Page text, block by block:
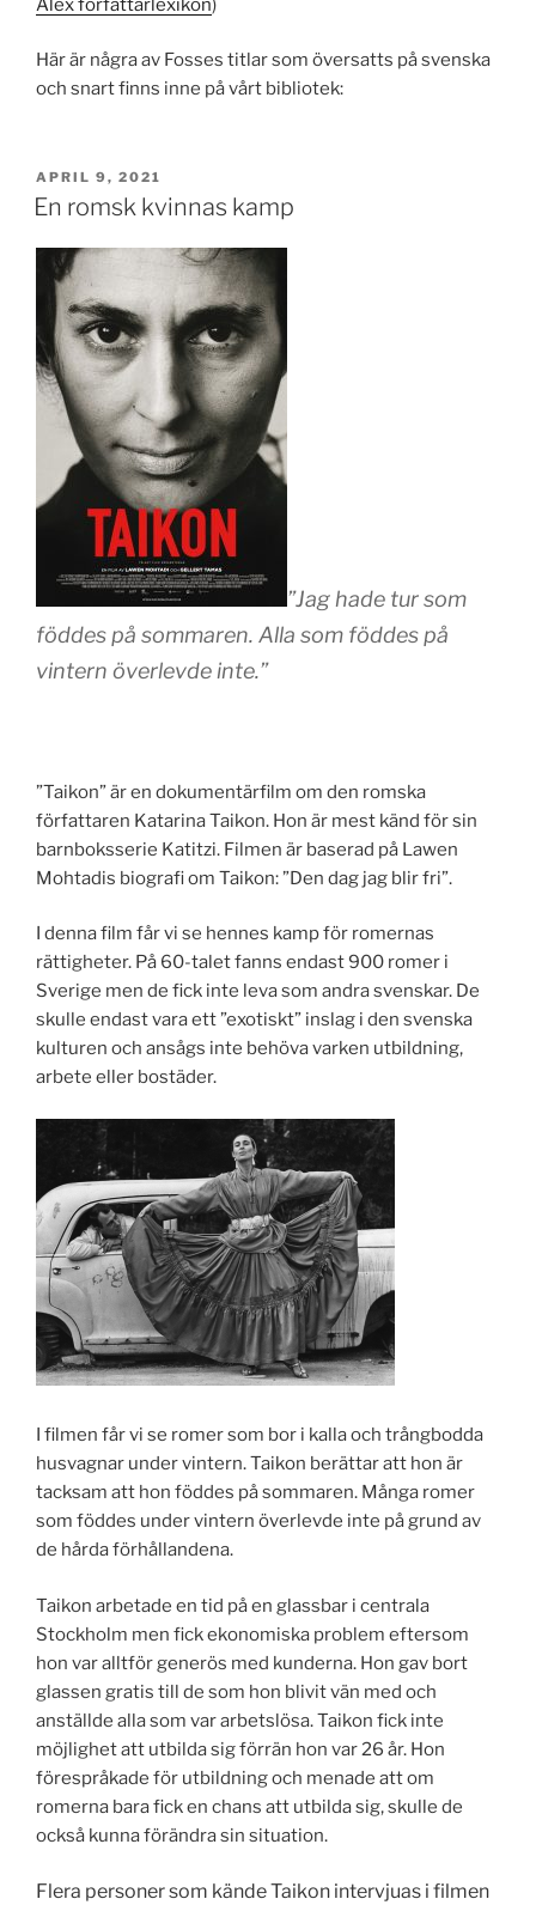
Alex författarlexikon)
Här är några av Fosses titlar som översatts på svenska
och snart finns inne på vårt bibliotek:
PUBLICERAT
APRIL 9, 2021
En romsk kvinnas kamp
”Jag hade tur som
föddes på sommaren. Alla som föddes på
vintern överlevde inte.”
”Taikon” är en dokumentärfilm om den romska
författaren Katarina Taikon. Hon är mest känd för sin
barnboksserie Katitzi. Filmen är baserad på Lawen
Mohtadis biografi om Taikon: ”Den dag jag blir fri”.
I denna film får vi se hennes kamp för romernas
rättigheter. På 60-talet fanns endast 900 romer i
Sverige men de fick inte leva som andra svenskar. De
skulle endast vara ett ”exotiskt” inslag i den svenska
kulturen och ansågs inte behöva varken utbildning,
arbete eller bostäder.
I filmen får vi se romer som bor i kalla och trångbodda
husvagnar under vintern. Taikon berättar att hon är
tacksam att hon föddes på sommaren. Många romer
som föddes under vintern överlevde inte på grund av
de hårda förhållandena.
Taikon arbetade en tid på en glassbar i centrala
Stockholm men fick ekonomiska problem eftersom
hon var alltför generös med kunderna. Hon gav bort
glassen gratis till de som hon blivit vän med och
anställde alla som var arbetslösa. Taikon fick inte
möjlighet att utbilda sig förrän hon var 26 år. Hon
förespråkade för utbildning och menade att om
romerna bara fick en chans att utbilda sig, skulle de
också kunna förändra sin situation.
Flera personer som kände Taikon intervjuas i filmen